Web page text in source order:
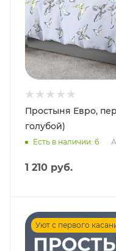
Простыня Евро,
голубой)
Есть в наличии: 6
1 210 руб.
Уют с первого